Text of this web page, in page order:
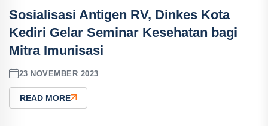
Sosialisasi Antigen RV, Dinkes Kota
Kediri Gelar Seminar Kesehatan bagi
Mitra Imunisasi
23 NOVEMBER 2023
READ MORE